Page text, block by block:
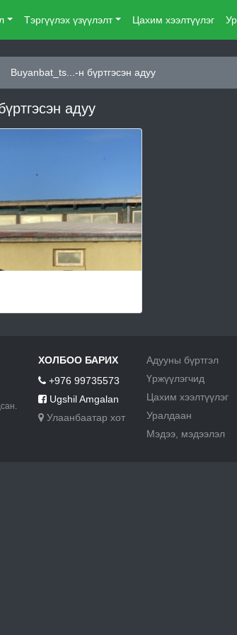
Тэргүүлэх үзүүлэлт Цахим хээлтүүлэг
Buyanbat_ts...-н бүртгэсэн адуу
адуу
ХОЛБОО БАРИХ
+976 99735573
Ugshil Amgalan
Улаанбаатар хот
Адууны бүртгэл
Үржүүлэгчид
Цахим хээлтүүлэг
Уралдаан
Мэдээ, мэдээлэл